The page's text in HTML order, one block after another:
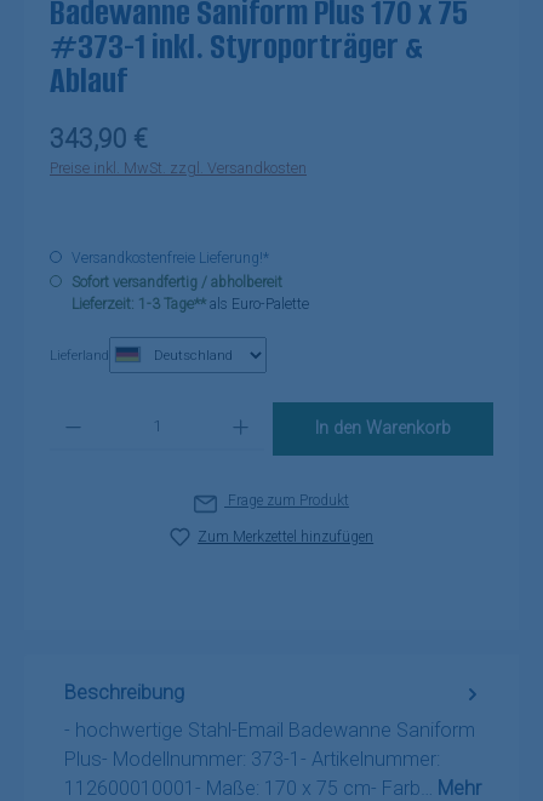
Badewanne Saniform Plus 170 x 75
#373-1 inkl. Styroporträger &
Ablauf
Regulärer Preis:
343,90 €
Preise inkl. MwSt. zzgl. Versandkosten
Versandkostenfreie Lieferung!*
Sofort versandfertig / abholbereit
Lieferzeit: 1-3 Tage** als Euro-Palette
Lieferland
In den Warenkorb
Frage zum Produkt
Zum Merkzettel hinzufügen
Beschreibung
- hochwertige Stahl-Email Badewanne Saniform
Plus- Modellnummer: 373-1- Artikelnummer:
112600010001- Maße: 170 x 75 cm- Farb…
Mehr